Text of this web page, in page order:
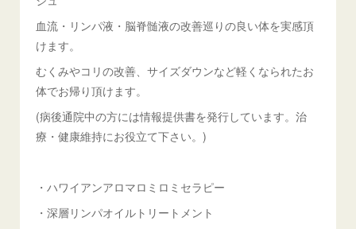
血流・リンパ液・脳脊髄液の改善巡りの良い体を実感頂
けます。
むくみやコリの改善、サイズダウンなど軽くなられたお
体でお帰り頂けます。
(病後通院中の方には情報提供書を発行しています。治
療・健康維持にお役立て下さい。)
・ハワイアンアロマロミロミセラピー
・深層リンパオイルトリートメント